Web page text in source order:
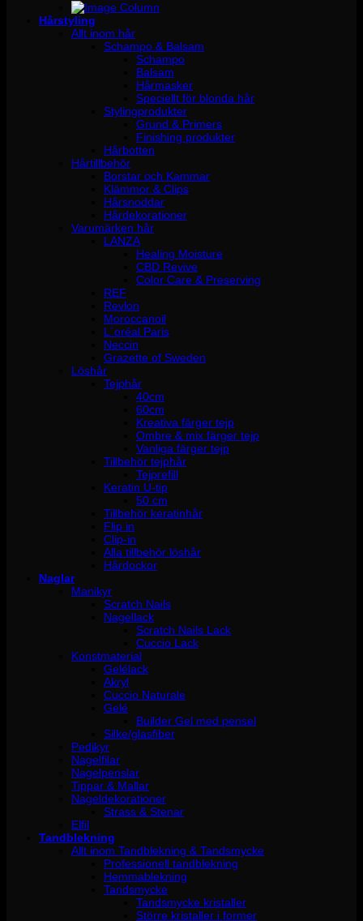
Hårstyling
Allt inom hår
Schampo & Balsam
Schampo
Balsam
Hårmasker
Speciellt för blonda hår
Stylingprodukter
Grund & Primers
Finishing produkter
Hårbotten
Hårtillbehör
Borstar och Kammar
Klämmor & Clips
Hårsnoddar
Hårdekorationer
Varumärken hår
LANZA
Healing Moisture
CBD Revive
Color Care & Preserving
REF
Revlon
Moroccanoil
L´oréal Paris
Neccin
Grazette of Sweden
Löshår
Tejphår
40cm
60cm
Kreativa färger tejp
Ombre & mix färger tejp
Vanliga färger tejp
Tillbehör tejphår
Tejprefill
Keratin U-tip
50 cm
Tillbehör keratinhår
Flip in
Clip-in
Alla tillbehör löshår
Hårdockor
Naglar
Manikyr
Scratch Nails
Nagellack
Scratch Nails Lack
Cuccio Lack
Konstmaterial
Gelélack
Akryl
Cuccio Naturale
Gelé
Builder Gel med pensel
Silke/glasfiber
Pedikyr
Nagelfilar
Nagelpenslar
Tippar & Mallar
Nageldekorationer
Strass & Stenar
Elfil
Tandblekning
Allt inom Tandblekning & Tandsmycke
Professionell tandblekning
Hemmablekning
Tandsmycke
Tandsmycke kristaller
Större kristaller i former